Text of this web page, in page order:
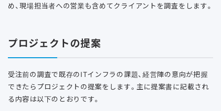
め、現場担当者への営業も含めてクライアントを調査をします。
プロジェクトの提案
受注前の調査で既存のITインフラの課題、経営陣の意向が把握
できたらプロジェクトの提案をします。主に提案書に記載され
る内容は以下のとおりです。